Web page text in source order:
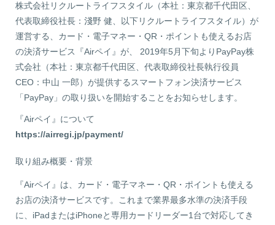
お問い合わせ
株式会社リクルートライフスタイル（本社：東京都千代田区、
代表取締役社長：淺野 健、以下リクルートライフスタイル）が
運営する、カード・電子マネー・QR・ポイントも使えるお店
の決済サービス『Airペイ』が、 2019年5月下旬よりPayPay株
式会社（本社：東京都千代田区、代表取締役社長執行役員
CEO：中山 一郎）が提供するスマートフォン決済サービス
「PayPay」の取り扱いを開始することをお知らせします。
『Airペイ』について
https://airregi.jp/payment/
取り組み概要・背景
『Airペイ』は、カード・電子マネー・QR・ポイントも使える
お店の決済サービスです。これまで業界最多水準の決済手段
に、iPadまたはiPhoneと専用カードリーダー1台で対応してき